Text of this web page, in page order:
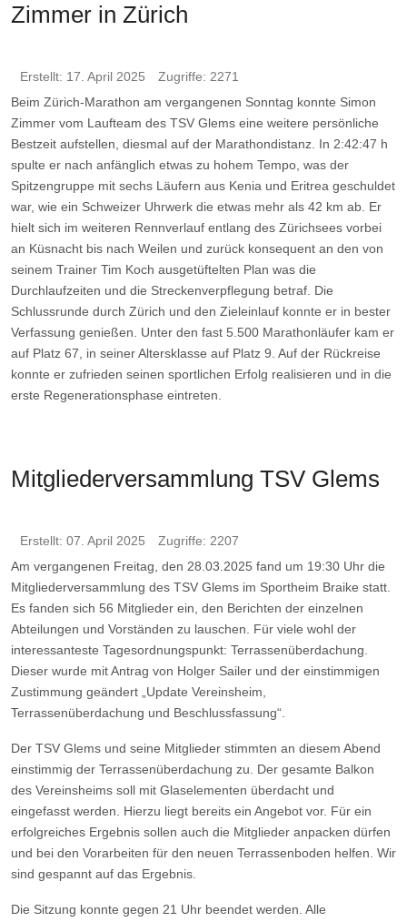
Zimmer in Zürich
Erstellt: 17. April 2025
Zugriffe: 2271
Beim Zürich-Marathon am vergangenen Sonntag konnte Simon
Zimmer vom Laufteam des TSV Glems eine weitere persönliche
Bestzeit aufstellen, diesmal auf der Marathondistanz. In 2:42:47 h
spulte er nach anfänglich etwas zu hohem Tempo, was der
Spitzengruppe mit sechs Läufern aus Kenia und Eritrea geschuldet
war, wie ein Schweizer Uhrwerk die etwas mehr als 42 km ab. Er
hielt sich im weiteren Rennverlauf entlang des Zürichsees vorbei
an Küsnacht bis nach Weilen und zurück konsequent an den von
seinem Trainer Tim Koch ausgetüftelten Plan was die
Durchlaufzeiten und die Streckenverpflegung betraf. Die
Schlussrunde durch Zürich und den Zieleinlauf konnte er in bester
Verfassung genießen. Unter den fast 5.500 Marathonläufer kam er
auf Platz 67, in seiner Altersklasse auf Platz 9. Auf der Rückreise
konnte er zufrieden seinen sportlichen Erfolg realisieren und in die
erste Regenerationsphase eintreten.
Mitgliederversammlung TSV Glems
Erstellt: 07. April 2025
Zugriffe: 2207
Am vergangenen Freitag, den 28.03.2025 fand um 19:30 Uhr die
Mitgliederversammlung des TSV Glems im Sportheim Braike statt.
Es fanden sich 56 Mitglieder ein, den Berichten der einzelnen
Abteilungen und Vorständen zu lauschen. Für viele wohl der
interessanteste Tagesordnungspunkt: Terrassenüberdachung.
Dieser wurde mit Antrag von Holger Sailer und der einstimmigen
Zustimmung geändert „Update Vereinsheim,
Terrassenüberdachung und Beschlussfassung“.
Der TSV Glems und seine Mitglieder stimmten an diesem Abend
einstimmig der Terrassenüberdachung zu. Der gesamte Balkon
des Vereinsheims soll mit Glaselementen überdacht und
eingefasst werden. Hierzu liegt bereits ein Angebot vor. Für ein
erfolgreiches Ergebnis sollen auch die Mitglieder anpacken dürfen
und bei den Vorarbeiten für den neuen Terrassenboden helfen. Wir
sind gespannt auf das Ergebnis.
Die Sitzung konnte gegen 21 Uhr beendet werden. Alle